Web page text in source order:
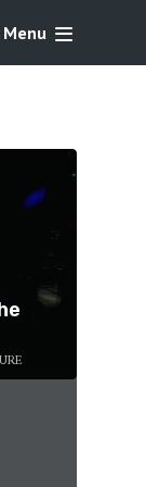
Menu